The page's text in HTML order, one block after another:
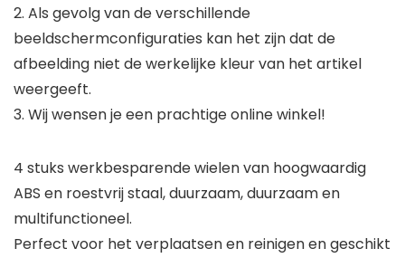
2. Als gevolg van de verschillende
beeldschermconfiguraties kan het zijn dat de
afbeelding niet de werkelijke kleur van het artikel
weergeeft.
3. Wij wensen je een prachtige online winkel!
4 stuks werkbesparende wielen van hoogwaardig
ABS en roestvrij staal, duurzaam, duurzaam en
multifunctioneel.
Perfect voor het verplaatsen en reinigen en geschikt